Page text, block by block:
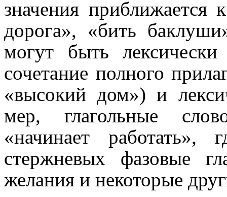
значения прибли­жа­ет­ся
дорога», «бить
могут быть
сочетание полного
«высокий дом») и
мер, глаголь­ные
«начинает работать»,
стержне­вых фазовые
желания и некото­рые